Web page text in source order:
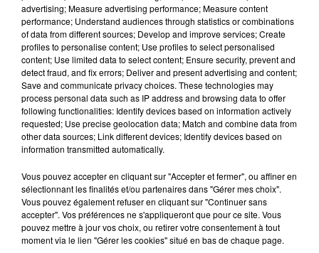
5 août 2026
Des assiettes Linvosges rappelées pour
excès de plomb
advertising; Measure advertising performance; Measure content
performance; Understand audiences through statistics or combinations
of data from different sources; Develop and improve services; Create
profiles to personalise content; Use profiles to select personalised
content; Use limited data to select content; Ensure security, prevent and
detect fraud, and fix errors; Deliver and present advertising and content;
Save and communicate privacy choices. These technologies may
process personal data such as IP address and browsing data to offer
following functionalities: Identify devices based on information actively
requested; Use precise geolocation data; Match and combine data from
other data sources; Link different devices; Identify devices based on
information transmitted automatically.
Vous pouvez accepter en cliquant sur "Accepter et fermer", ou affiner en
sélectionnant les finalités et/ou partenaires dans "Gérer mes choix".
Vous pouvez également refuser en cliquant sur "Continuer sans
accepter". Vos préférences ne s'appliqueront que pour ce site. Vous
pouvez mettre à jour vos choix, ou retirer votre consentement à tout
moment via le lien "Gérer les cookies" situé en bas de chaque page.